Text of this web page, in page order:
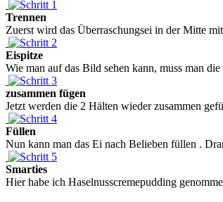
Trennen
Zuerst wird das Überraschungsei in der Mitte
Eispitze
Wie man auf das Bild sehen kann, muss man
zusammen fügen
Jetzt werden die 2 Hälten wieder zusammen
Füllen
Nun kann man das Ei nach Belieben füllen .
Smarties
Hier habe ich Haselnusscremepudding